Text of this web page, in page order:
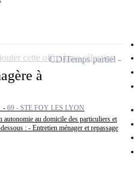
à
- 69 - STE FOY LES LYON
au domicile des particuliers et
: - Entretien ménager et repassage
CDITemps partiel
cette offre à ma sélection